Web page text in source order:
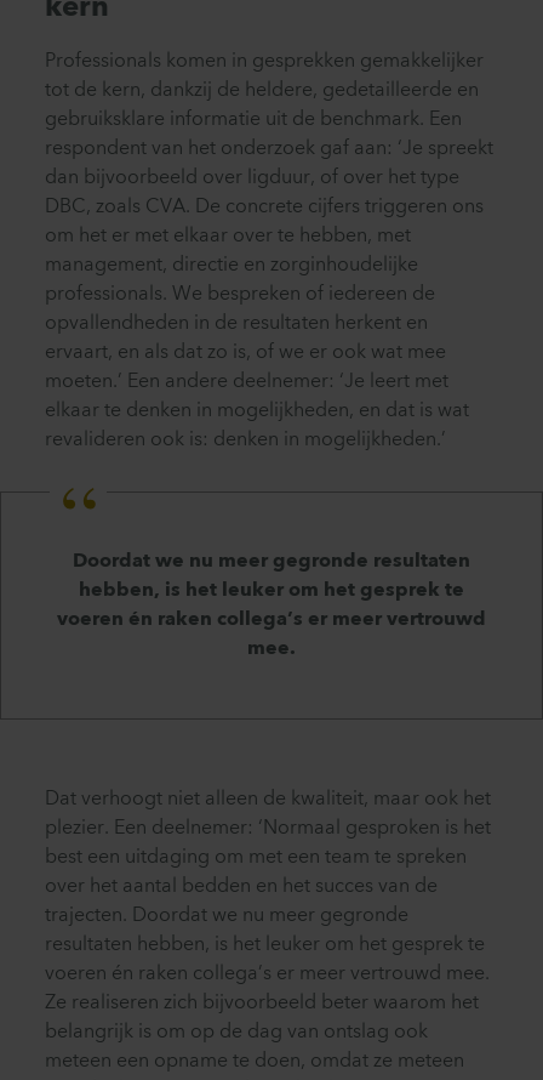
kern
Professionals komen in gesprekken gemakkelijker
tot de kern, dankzij de heldere, gedetailleerde en
gebruiksklare informatie uit de benchmark. Een
respondent van het onderzoek gaf aan: ‘Je spreekt
dan bijvoorbeeld over ligduur, of over het type
DBC, zoals CVA. De concrete cijfers triggeren ons
om het er met elkaar over te hebben, met
management, directie en zorginhoudelijke
professionals. We bespreken of iedereen de
opvallendheden in de resultaten herkent en
ervaart, en als dat zo is, of we er ook wat mee
moeten.’ Een andere deelnemer: ‘Je leert met
elkaar te denken in mogelijkheden, en dat is wat
revalideren ook is: denken in mogelijkheden.’
Doordat we nu meer gegronde resultaten
hebben, is het leuker om het gesprek te
voeren én raken collega’s er meer vertrouwd
mee.
Dat verhoogt niet alleen de kwaliteit, maar ook het
plezier. Een deelnemer: ‘Normaal gesproken is het
best een uitdaging om met een team te spreken
over het aantal bedden en het succes van de
trajecten. Doordat we nu meer gegronde
resultaten hebben, is het leuker om het gesprek te
voeren én raken collega’s er meer vertrouwd mee.
Ze realiseren zich bijvoorbeeld beter waarom het
belangrijk is om op de dag van ontslag ook
meteen een opname te doen, omdat ze meteen